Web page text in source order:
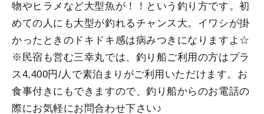
物やヒラメなど大型魚が！！という釣り方です。初
めての人にも大型が釣れるチャンス大。イワシが掛
かったときのドキドキ感は病みつきになりますよ☆
※民宿も営む三幸丸では、釣り船ご利用の方はプラ
ス4,400円/人で素泊まりがご利用いただけます。お
食事付きにもできますので、釣り船からのお電話の
際にお気軽にお問合わせ下さい♪